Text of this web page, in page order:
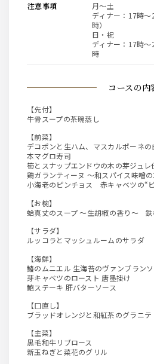
コースの内
【先付】
牛骨スープの茶碗蒸し
【前菜】
デコポンと生ハム、マスカルポーネの
本マグロ寿司
筍とスナップエンドウの木の芽ジュレ
鶏ガランティーヌ ～和スパイス味噌
小海老のピンチョス 赤キャベツの“
【お椀】
蛤真丈のスープ ～生胡椒の香り～ 鉄
【サラダ】
ルッコラとマッシュルームのサラダ
【海鮮】
鰆のムニエル 生海苔のヴァンブランソ
芽キャベツのロースト 唐墨掛け
鮑ステーキ 肝バターソース
【口直し】
ブラッドオレンジと和紅茶のグラニテ
【主菜】
黒毛和牛リブロース
新玉ねぎと菜花のグリル
注意事項
月～土
ディナー：17時
時）
日・祝
ディナー：17時
時